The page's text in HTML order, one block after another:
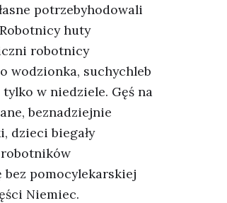
potrzebyhodowali
huty
robotnicy
wodzionka, suchychleb
w niedziele. Gęś na
beznadziejnie
dzieci biegały
robotników
bez pomocylekarskiej
Niemiec.